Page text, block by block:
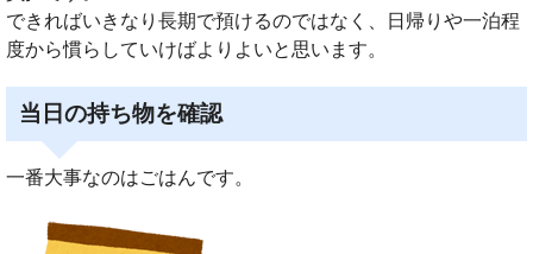
できればいきなり長期で預けるのではなく、日帰りや一泊程
度から慣らしていけばよりよいと思います。
当日の持ち物を確認
一番大事なのはごはんです。